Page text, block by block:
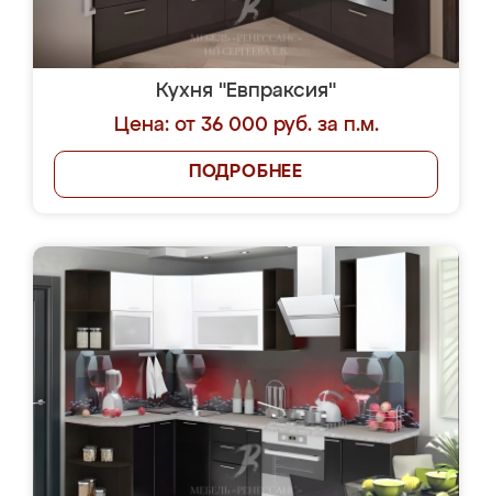
Кухня "Евпраксия"
Цена: от 36 000 руб. за п.м.
ПОДРОБНЕЕ